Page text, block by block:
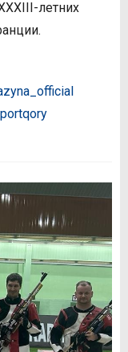
летних